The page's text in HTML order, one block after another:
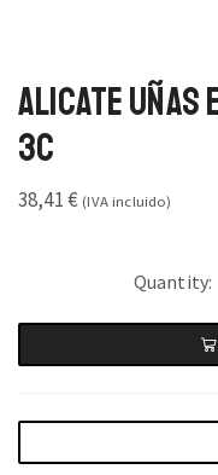
Alicate Uñas
3C
38,41€ (IVA incluido)